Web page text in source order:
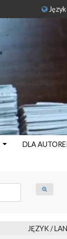
DLA
JĘZYK /